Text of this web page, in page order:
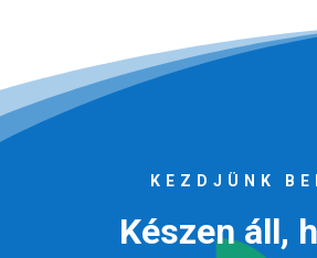
KEZDJÜNK
Készen áll,